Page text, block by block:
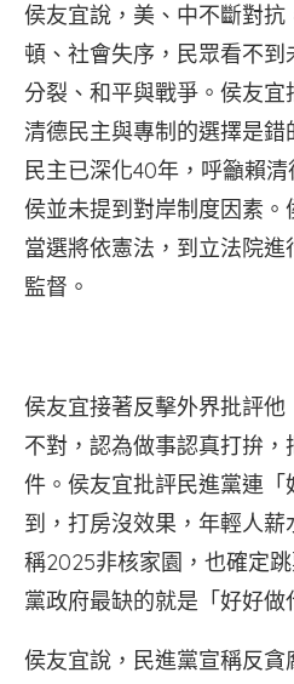
侯友宜說，美、中不斷對抗
頓、社會失序，民眾看不
分裂、和平與戰爭。侯友
清德民主與專制的選擇是錯
民主已深化40年，呼籲賴
侯並未提到對岸制度因素
當選將依憲法，到立法院
監督。
侯友宜接著反擊外界批評
不對，認為做事認真打拚
件。侯友宜批評民進黨連
到，打房沒效果，年輕人
稱2025非核家園，也確定
黨政府最缺的就是「好好做
侯友宜說，民進黨宣稱反貪